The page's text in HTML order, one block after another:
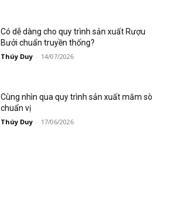
Có dễ dàng cho quy trình sản xuất Rượu
Bưởi chuẩn truyền thống?
Thúy Duy - 14/07/2026
Cùng nhìn qua quy trình sản xuất mắm sò
chuẩn vị
Thúy Duy - 17/06/2026